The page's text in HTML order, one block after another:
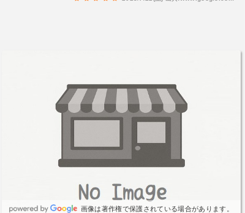
画像は著作権で保護されている場合があります。